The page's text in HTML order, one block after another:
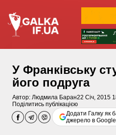
У Франківську
його подруга
Автор: Людмила Баран22 Січ, 2015
Поділитись публікацією
Додати Галку як
джерело в Google